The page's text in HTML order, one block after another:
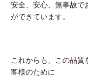
安全、安心、無事故で
ができています。
これからも、この品質
客様のために